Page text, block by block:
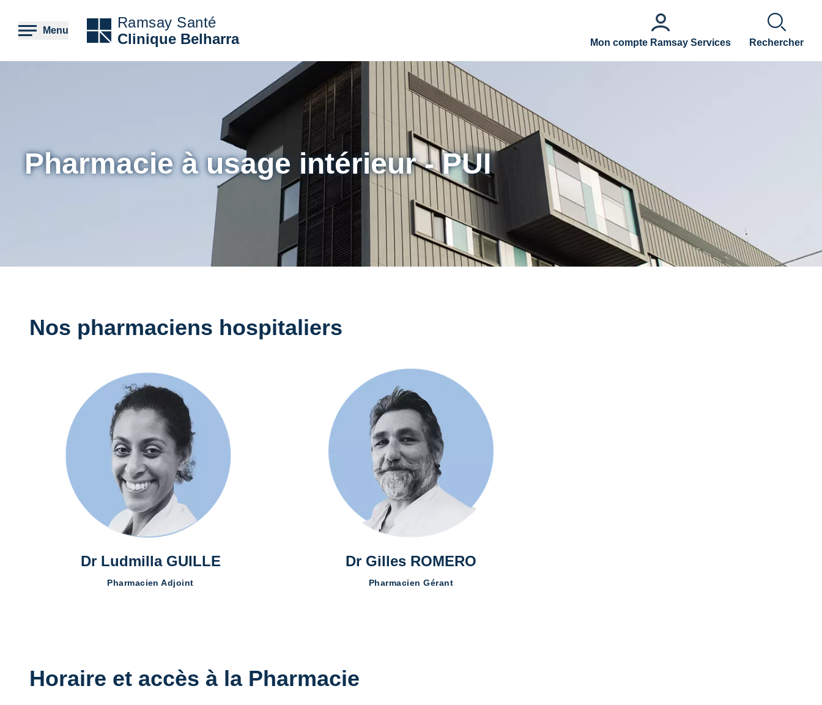
contenu
principal
Menu
Ramsay Santé
Clinique Belharra
Mon compte Ramsay Services Rechercher
Pharmacie à usage intérieur - PUI
Nos pharmaciens hospitaliers
Dr Ludmilla GUILLE
Pharmacien Adjoint
Dr Gilles ROMERO
Pharmacien Gérant
Horaire et accès à la Pharmacie